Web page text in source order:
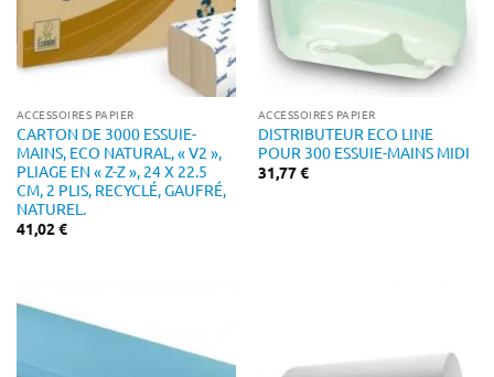
ACCESSOIRES PAPIER
CARTON DE 3000 ESSUIE-
MAINS, ECO NATURAL, « V2 »,
PLIAGE EN « Z-Z », 24 X 22.5
CM, 2 PLIS, RECYCLÉ, GAUFRÉ,
NATUREL.
41,02€
ACCESSOIRES PAPIER
DISTRIBUTEUR ECO LINE
POUR 300 ESSUIE-MAINS MIDI
31,77€